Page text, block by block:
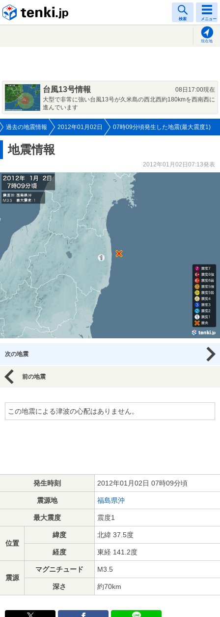
検索 メニュー
現在地
台風13号情報
08日17:00現在
大型で非常に強い台風13号が久米島の西北西約180kmを西南西に
進んでいます
過去の地震情報 2012年01月02日 07時09分頃発生した地震(最大震度1)
地震情報
2012年01月02日07:13発表
次の地震
前の地震
この地震による津波の心配はありません。
発生時刻 2012年01月02日 07時09分頃
震源地 福島県沖
最大震度 震度1
位置
緯度 北緯 37.5度
経度 東経 141.2度
震源
マグニチュード M3.5
深さ 約70km